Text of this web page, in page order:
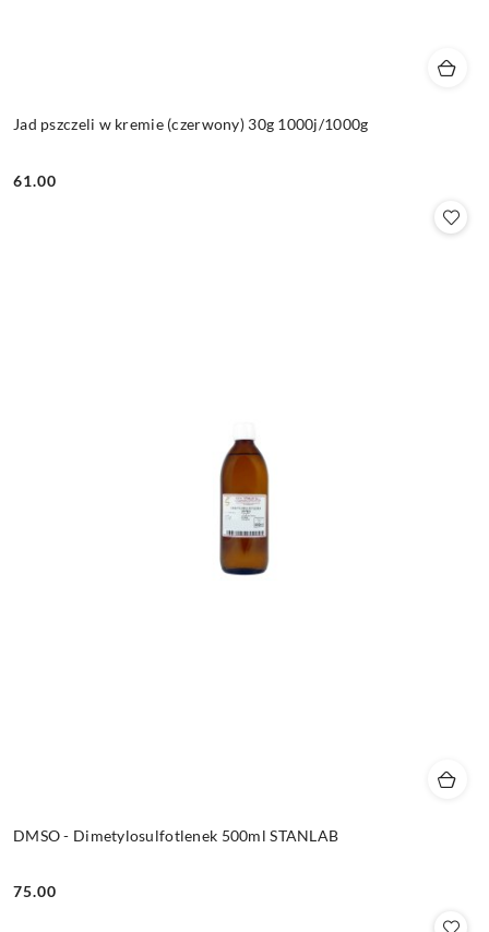
Jad pszczeli w kremie (czerwony) 30g 1000j/1000g
Cena:
61.00
DMSO - Dimetylosulfotlenek 500ml STANLAB
Cena:
75.00